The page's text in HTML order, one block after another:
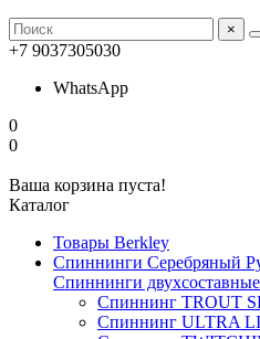
×
+7 9037305030
WhatsApp
0
0
Ваша корзина пуста!
Каталог
Товары Berkley
Спиннинги Серебряный
Спиннинги двухсоставные
Спиннинг TROUT
Спиннинг ULTRA